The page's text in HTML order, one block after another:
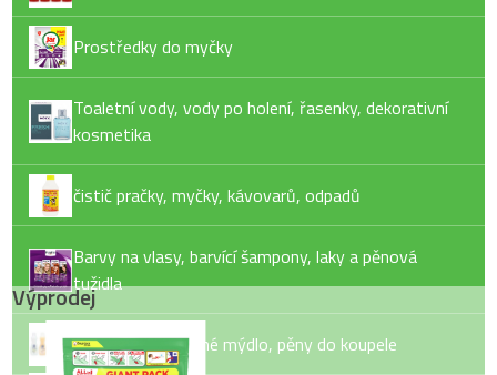
Prostředky do myčky
Toaletní vody, vody po holení, řasenky, dekorativní
kosmetika
čistič pračky, myčky, kávovarů, odpadů
Barvy na vlasy, barvící šampony, laky a pěnová
tužidla
Tekuté mýdlo, tuhé mýdlo, pěny do koupele
Výprodej